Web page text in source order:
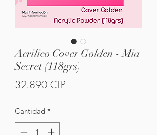
Acrilico Cover Golden - Mia
Secret (118grs)
32.890 CLPPrecio
Cantidad *